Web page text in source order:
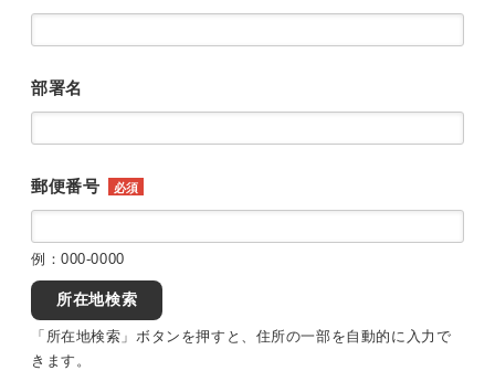
部署名
郵便番号 必須
例：000-0000
所在地検索
「所在地検索」ボタンを押すと、住所の一部を自動的に入力で
きます。